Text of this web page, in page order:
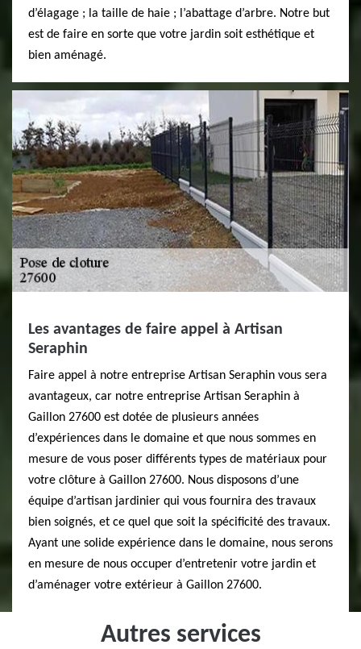
d’élagage ; la taille de haie ; l’abattage d’arbre. Notre but
est de faire en sorte que votre jardin soit esthétique et
bien aménagé.
Les avantages de faire appel à Artisan
Seraphin
Faire appel à notre entreprise Artisan Seraphin vous sera
avantageux, car notre entreprise Artisan Seraphin à
Gaillon 27600 est dotée de plusieurs années
d’expériences dans le domaine et que nous sommes en
mesure de vous poser différents types de matériaux pour
votre clôture à Gaillon 27600. Nous disposons d’une
équipe d’artisan jardinier qui vous fournira des travaux
bien soignés, et ce quel que soit la spécificité des travaux.
Ayant une solide expérience dans le domaine, nous serons
en mesure de nous occuper d’entretenir votre jardin et
d’aménager votre extérieur à Gaillon 27600.
Autres services